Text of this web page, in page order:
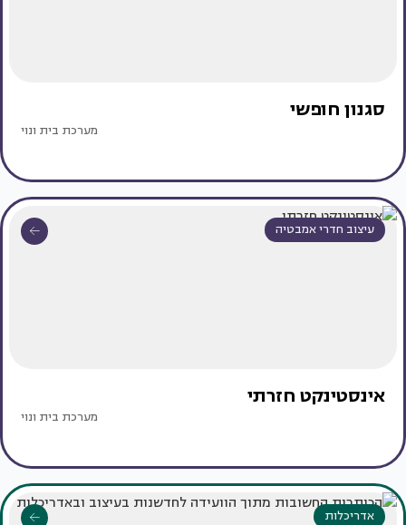
סגנון חופשי
מערכת בית ונוי
עיצוב חדרי אמבטיה
אינסטינקט חזרתי
מערכת בית ונוי
אדריכלות